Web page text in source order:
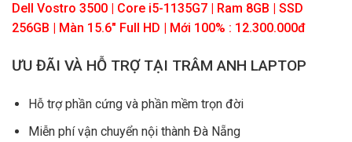
Dell Vostro 3500 | Core i5-1135G7 | Ram 8GB | SSD
256GB | Màn 15.6″ Full HD | Mới 100% : 12.300.000đ
ƯU ĐÃI VÀ HỖ TRỢ TẠI TRÂM ANH LAPTOP
Hỗ trợ phần cứng và phần mềm trọn đời
Miễn phí vận chuyển nội thành Đà Nẵng